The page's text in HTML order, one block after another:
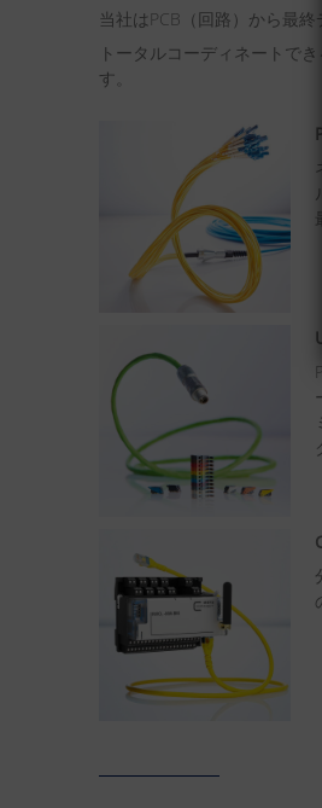
当社はPCB（回路）から最
トータルコーディネートで
す。